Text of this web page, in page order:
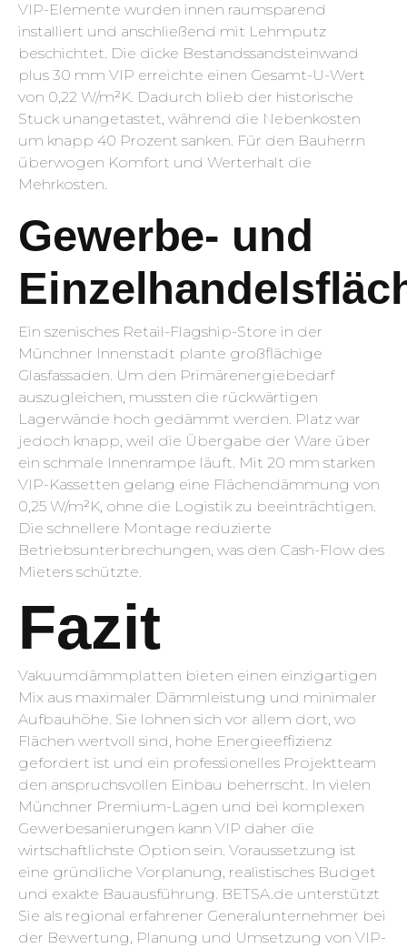
VIP-Elemente wurden innen raumsparend
installiert und anschließend mit Lehmputz
beschichtet. Die dicke Bestandssandsteinwand
plus 30 mm VIP erreichte einen Gesamt-U-Wert
von 0,22 W/m²K. Dadurch blieb der historische
Stuck unangetastet, während die Nebenkosten
um knapp 40 Prozent sanken. Für den Bauherrn
überwogen Komfort und Werterhalt die
Mehrkosten.
Gewerbe- und
Ein szenisches Retail-Flagship-Store in der
Münchner Innenstadt plante großflächige
Glasfassaden. Um den Primärenergiebedarf
auszugleichen, mussten die rückwärtigen
Lagerwände hoch gedämmt werden. Platz war
jedoch knapp, weil die Übergabe der Ware über
ein schmale Innenrampe läuft. Mit 20 mm starken
VIP-Kassetten gelang eine Flächendämmung von
0,25 W/m²K, ohne die Logistik zu beeinträchtigen.
Die schnellere Montage reduzierte
Betriebsunterbrechungen, was den Cash-Flow des
Mieters schützte.
Fazit
Vakuumdämmplatten bieten einen einzigartigen
Mix aus maximaler Dämmleistung und minimaler
Aufbauhöhe. Sie lohnen sich vor allem dort, wo
Flächen wertvoll sind, hohe Energieeffizienz
gefordert ist und ein professionelles Projektteam
den anspruchsvollen Einbau beherrscht. In vielen
Münchner Premium-Lagen und bei komplexen
Gewerbesanierungen kann VIP daher die
wirtschaftlichste Option sein. Voraussetzung ist
eine gründliche Vorplanung, realistisches Budget
und exakte Bauausführung. BETSA.de unterstützt
Sie als regional erfahrener Generalunternehmer bei
der Bewertung, Planung und Umsetzung von VIP-